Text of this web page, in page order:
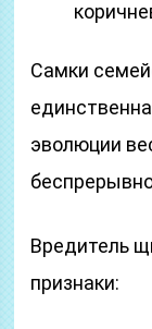
Самки
эволюции
Вредитель
признаки: